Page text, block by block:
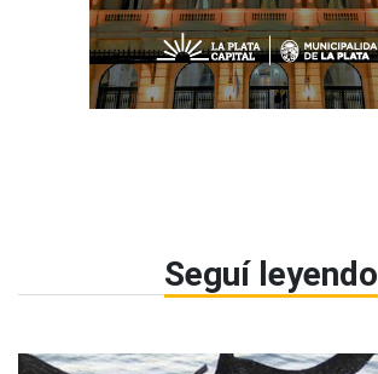
Seguí leyendo